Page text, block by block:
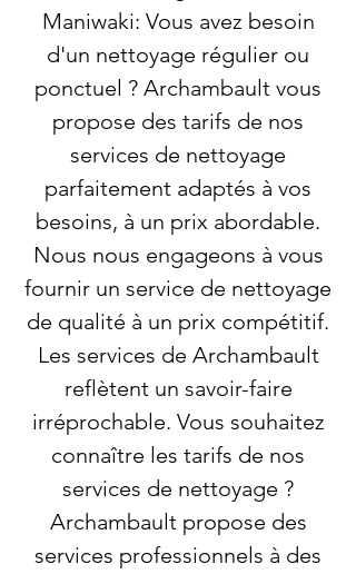
Maniwaki: Vous avez besoin
d'un nettoyage régulier ou
ponctuel ? Archambault vous
propose des tarifs de nos
services de nettoyage
parfaitement adaptés à vos
besoins, à un prix abordable.
Nous nous engageons à vous
fournir un service de nettoyage
de qualité à un prix compétitif.
Les services de Archambault
reflètent un savoir-faire
irréprochable. Vous souhaitez
connaître les tarifs de nos
services de nettoyage ?
Archambault propose des
services professionnels à des